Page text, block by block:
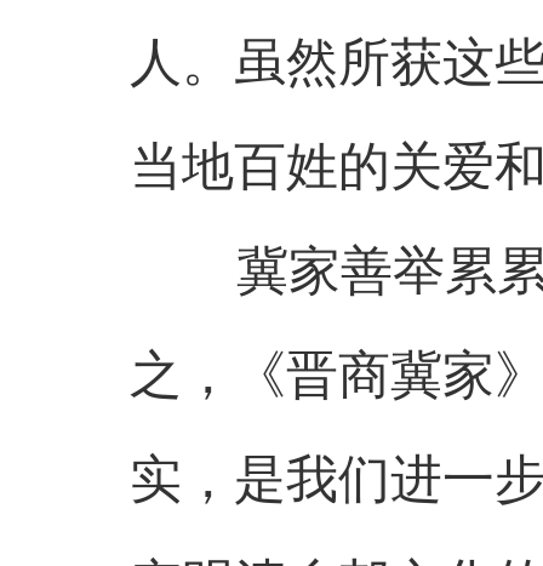
人。虽然所获这
当地百姓的关爱
冀家善举累累
之，《晋商冀家
实，是我们进一